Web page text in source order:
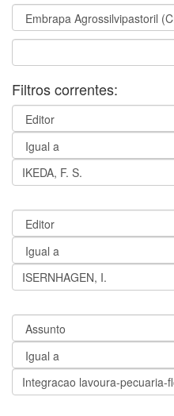
Filtros correntes: